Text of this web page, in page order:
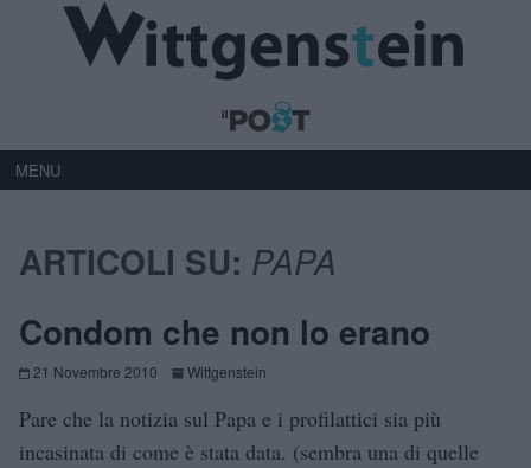
MENU
ARTICOLI SU: PAPA
Condom che non lo erano
21 Novembre 2010 Wittgenstein
Pare che la notizia sul Papa e i profilattici sia più
incasinata di come è stata data. (sembra una di quelle